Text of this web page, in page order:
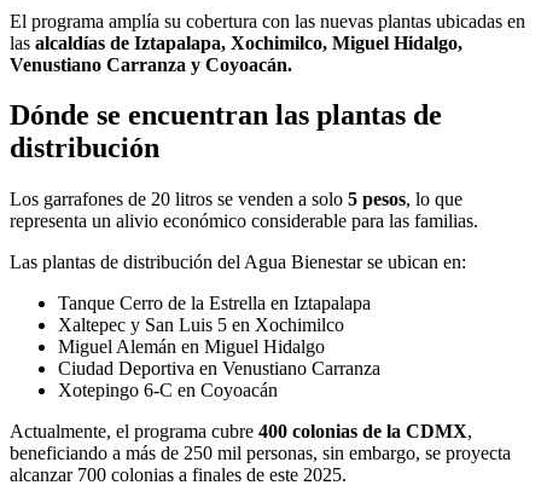
El programa amplía su cobertura con las nuevas plantas ubicadas en
las alcaldías de Iztapalapa, Xochimilco, Miguel Hidalgo,
Venustiano Carranza y Coyoacán.
Dónde se encuentran las plantas de
distribución
Los garrafones de 20 litros se venden a solo 5 pesos, lo que
representa un alivio económico considerable para las familias.
Las plantas de distribución del Agua Bienestar se ubican en:
Tanque Cerro de la Estrella en Iztapalapa
Xaltepec y San Luis 5 en Xochimilco
Miguel Alemán en Miguel Hidalgo
Ciudad Deportiva en Venustiano Carranza
Xotepingo 6-C en Coyoacán
Actualmente, el programa cubre 400 colonias de la CDMX,
beneficiando a más de 250 mil personas, sin embargo, se proyecta
alcanzar 700 colonias a finales de este 2025.